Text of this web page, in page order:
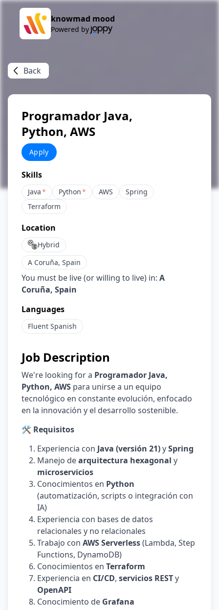
knowmad mood
Powered by
Back
Programador Java,
Python, AWS
Apply
Skills
Java* Python* AWS
Spring
Terraform
Location
Hybrid
A Coruña, Spain
You must be live (or willing to live) in: A
Coruña, Spain
Languages
Fluent Spanish
Job Description
We're looking for a Programador Java,
Python, AWS para unirse a un equipo
tecnológico en constante evolución, enfocado
en la innovación y el desarrollo sostenible.
🛠️ Requisitos
Experiencia con Java (versión 21)ySpring
Manejo dearquitectura hexagonal y
microservicios
Conocimientos en Python
(automatización, scripts o integración con
IA)
Experiencia con bases de datos
relacionales y no relacionales
Trabajo con AWS Serverless(Lambda, Step
Functions, DynamoDB)
Conocimientos en Terraform
Experiencia en CI/CD, servicios RESTy
OpenAPI
Conocimiento de Grafana